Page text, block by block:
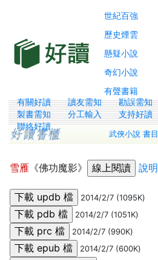
世紀百強
歷史煙雲
懸疑小說
奇幻小說
有聲書籍
有關好讀 讀友需知
勘誤需知
製書需知
分工輸入
支持好讀
聯絡好讀
武俠小說 書目
雪雁 《佛功魔影》 說明
2014/2/7 (1095K)
2014/2/7 (1051K)
2014/2/7 (990K)
2014/2/7 (600K)